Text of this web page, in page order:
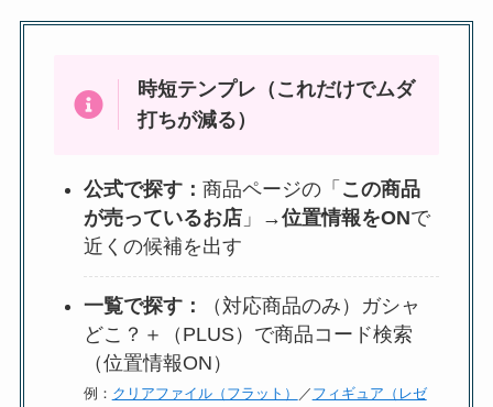
時短テンプレ（これだけでムダ
打ちが減る）
公式で探す： 商品ページの「 この商品
が売っているお店」→位置情報をONで
近くの候補を出す
一覧で探す：
（対応商品のみ）ガシャ
どこ？＋（PLUS）で商品コード検索
（位置情報ON）
例： クリアファイル（フラット） ／ フィギュア（レゼ